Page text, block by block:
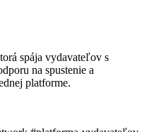
spája vydavateľov s
na spustenie a
platforme.